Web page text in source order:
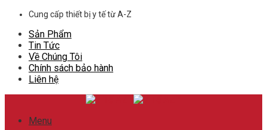
Skip
content
Cung cấp thiết bị y tế từ A-Z
Sản Phẩm
Tin Tức
Về Chúng Tôi
Chính sách bảo hành
Liên hệ
Menu